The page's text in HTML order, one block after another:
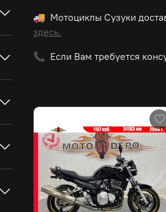
🚚 Мотоциклы Сузуки
здесь.
📞 Если Вам требуется